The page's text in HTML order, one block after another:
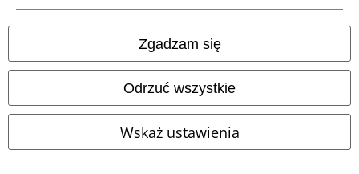
Zgadzam się
Odrzuć wszystkie
Wskaż ustawienia
Społeczność